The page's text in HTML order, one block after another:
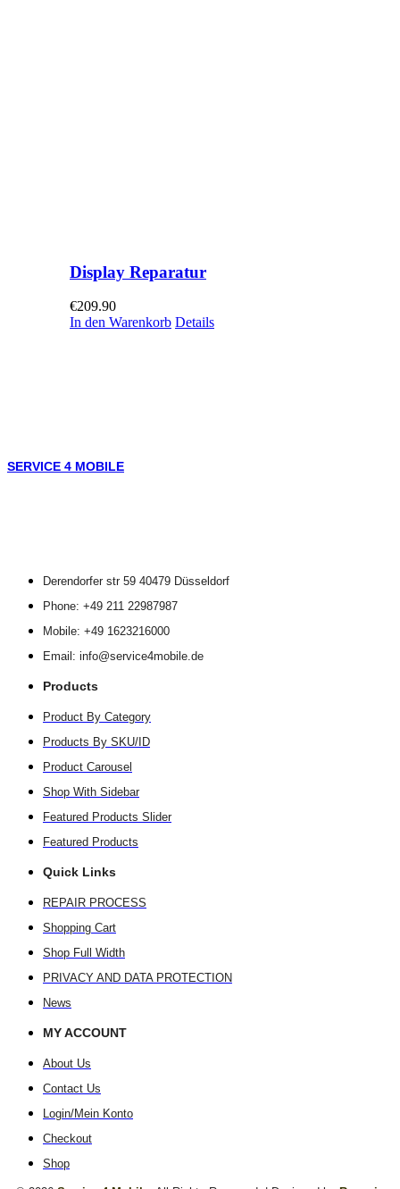
Display Reparatur
€209.90
In den Warenkorb Details
SERVICE 4 MOBILE
Derendorfer str 59 40479 Düsseldorf
Phone: +49 211 22987987
Mobile: +49 1623216000
Email: info@service4mobile.de
Products
Product By Category
Products By SKU/ID
Product Carousel
Shop With Sidebar
Featured Products Slider
Featured Products
Quick Links
REPAIR PROCESS
Shopping Cart
Shop Full Width
PRIVACY AND DATA PROTECTION
News
MY ACCOUNT
About Us
Contact Us
Login/Mein Konto
Checkout
Shop